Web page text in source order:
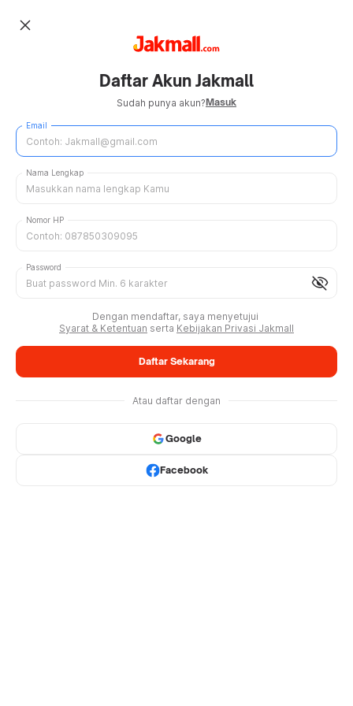
close
Daftar Akun Jakmall
Sudah punya akun?Masuk
Email
Nama Lengkap
Nomor HP
visibility_off
Password
Dengan mendaftar, saya menyetujui
Syarat & Ketentuan serta Kebijakan Privasi Jakmall
Daftar Sekarang
Atau daftar dengan
Google
Facebook